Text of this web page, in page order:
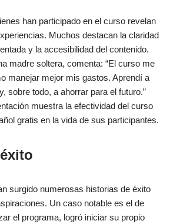
han participado en el curso revelan
Muchos destacan la claridad
y la accesibilidad del contenido.
madre soltera, comenta: “El curso me
manejar mejor mis gastos. Aprendí a
sobre todo, a ahorrar para el futuro.”
muestra la efectividad del curso
gratis en la vida de sus participantes.
surgido numerosas historias de éxito
Un caso notable es el de
el programa, logró iniciar su propio